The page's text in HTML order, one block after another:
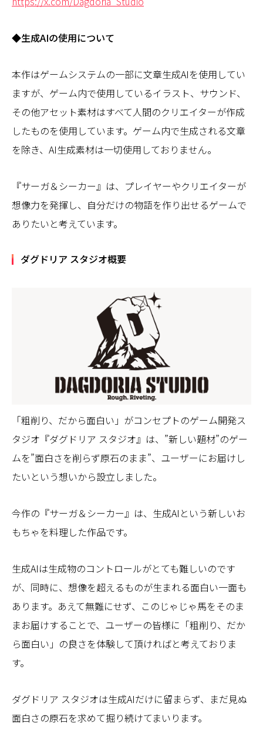
◆生成AIの使用について
本作はゲームシステムの一部に文章生成AIを使用してい
ますが、ゲーム内で使用しているイラスト、サウンド、
その他アセット素材はすべて人間のクリエイターが作成
したものを使用しています。ゲーム内で生成される文章
を除き、AI生成素材は一切使用しておりません。
『サーガ＆シーカー』は、プレイヤーやクリエイターが
想像力を発揮し、自分だけの物語を作り出せるゲームで
ありたいと考えています。
ダグドリア スタジオ概要
「粗削り、だから面白い」がコンセプトのゲーム開発ス
タジオ『ダグドリア スタジオ』は、”新しい題材”のゲー
ムを”面白さを削らず原石のまま”、ユーザーにお届けし
たいという想いから設立しました。
今作の『サーガ＆シーカー』は、生成AIという新しいお
もちゃを料理した作品です。
生成AIは生成物のコントロールがとても難しいのです
が、同時に、想像を超えるものが生まれる面白い一面も
あります。あえて無難にせず、このじゃじゃ馬をそのま
まお届けすることで、ユーザーの皆様に「粗削り、だか
ら面白い」の良さを体験して頂ければと考えておりま
す。
ダグドリア スタジオは生成AIだけに留まらず、まだ見ぬ
面白さの原石を求めて掘り続けてまいります。